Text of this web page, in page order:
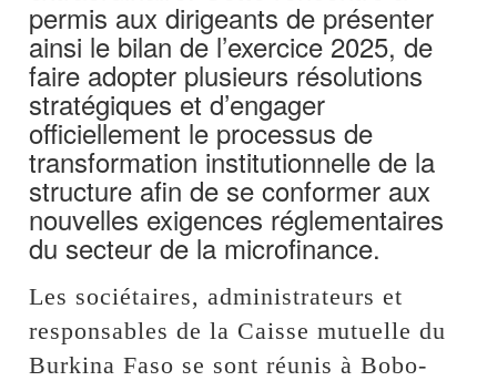
permis aux dirigeants de présenter
ainsi le bilan de l’exercice 2025, de
faire adopter plusieurs résolutions
stratégiques et d’engager
officiellement le processus de
transformation institutionnelle de la
structure afin de se conformer aux
nouvelles exigences réglementaires
du secteur de la microfinance.
Les sociétaires, administrateurs et
responsables de la Caisse mutuelle du
Burkina Faso se sont réunis à Bobo-